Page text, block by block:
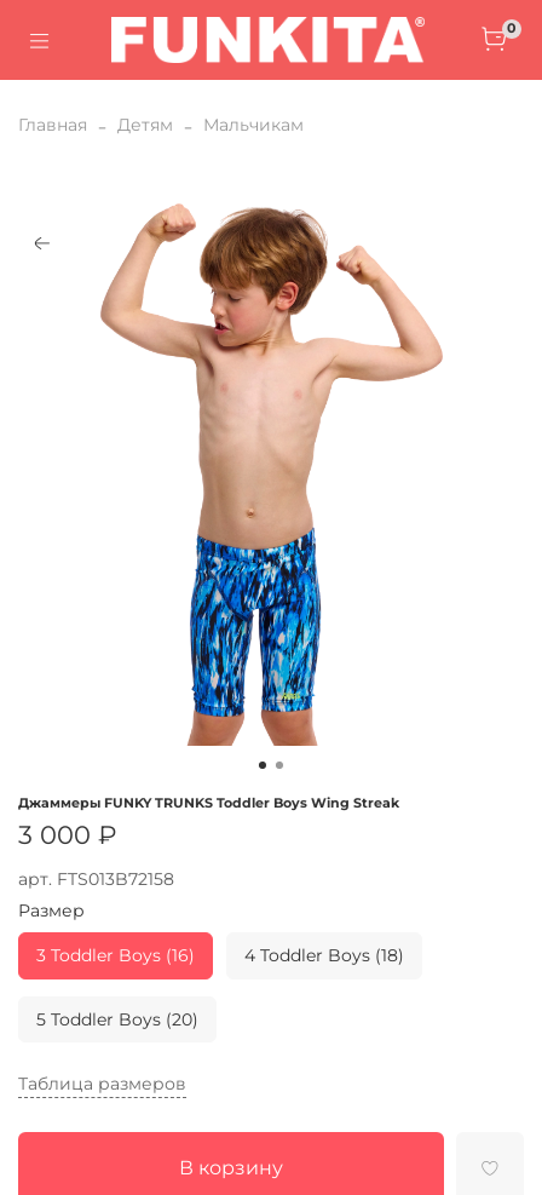
0
Главная Детям Мальчикам
арт. FTS013B72158
Джаммеры FUNKY TRUNKS Toddler Boys Wing Streak
3 000 ₽
Таблица размеров
В корзину
Размер
3 Toddler Boys (16) 4 Toddler Boys (18)
5 Toddler Boys (20)